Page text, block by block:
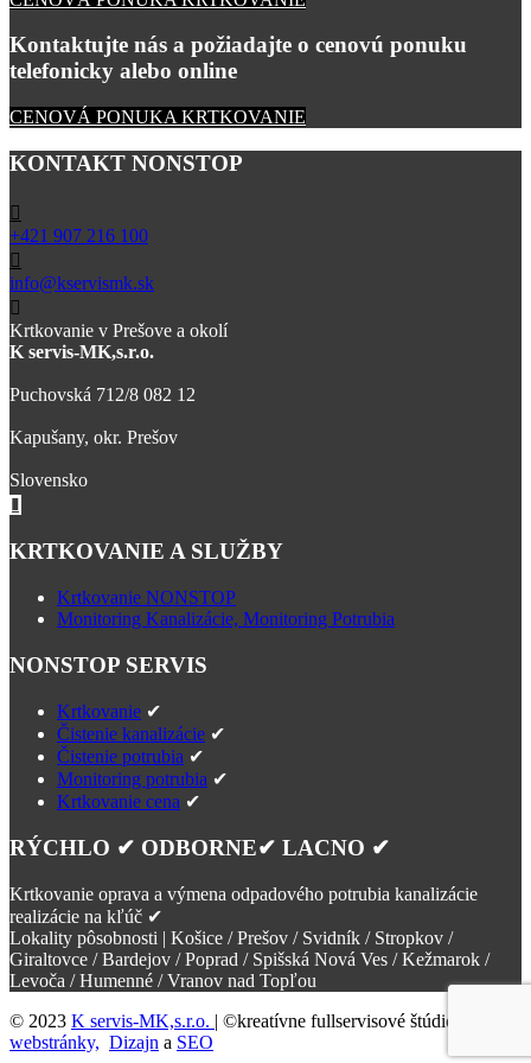
Kontaktujte nás a požiadajte o cenovú ponuku
telefonicky alebo online
CENOVÁ PONUKA KRTKOVANIE
KONTAKT NONSTOP
+421 907 216 100
info@kservismk.sk
Krtkovanie v Prešove a okolí
K servis-MK,s.r.o.
Puchovská 712/8 082 12
Kapušany, okr. Prešov
Slovensko
KRTKOVANIE A SLUŽBY
Krtkovanie NONSTOP
Monitoring Kanalizácie, Monitoring Potrubia
NONSTOP SERVIS
Krtkovanie ✔
Čistenie kanalizácie ✔
Čistenie potrubia ✔
Monitoring potrubia ✔
Krtkovanie cena ✔
RÝCHLO ✔ ODBORNE✔ LACNO ✔
Krtkovanie oprava a výmena odpadového potrubia kanalizácie
realizácie na kľúč ✔
Lokality pôsobnosti | Košice / Prešov / Svidník / Stropkov /
Giraltovce / Bardejov / Poprad / Spišská Nová Ves / Kežmarok /
Levoča / Humenné / Vranov nad Topľou
© 2023 K servis-MK,s.r.o. | ©kreatívne fullservisové štúdio
webstránky, Dizajn a SEO